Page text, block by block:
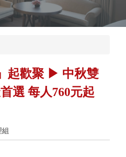
起歡聚 ▶︎ 中秋雙
選 每人760元起